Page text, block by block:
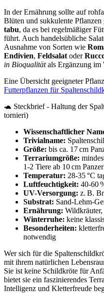
In der Ernährung sollte auf
Blüten und sukkulente Pflanzen
tabu, da es bei regelmäßiger
führt. Auch handelsübliche
Ausnahme von Sorten wie
Endivien, Feldsalat oder
in Bioqualitätals Ergänzung im
Eine Übersicht geeigneter
Futterpflanzen für
🐢 Steckbrief - Haltung der
tornieri)
Wissenschaftlicher
Trivialname:
Größe: bis ca. 17 cm
Terrariumgröße:
1-2 Tiere ab 10 cm
Temperatur: 28-35 °C
Luftfeuchtigkeit: 40-60
UV-Versorgung: z. B.
Substrat: Sand-Lehm-
Ernährung:
Winterruhe: keine
Besonderheiten:
notwendig
Wer sich für die
mit ihrem natürlichen
Sie ist keine Schildkröte für
bietet sie ein faszinierendes
Intelligenz und Kletterfreude